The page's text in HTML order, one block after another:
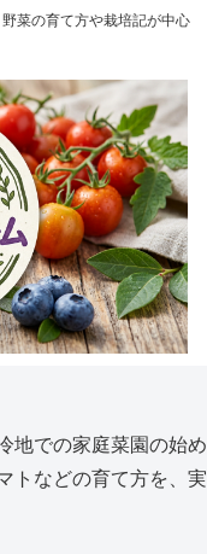
菜の育て方や栽培記が中心
地での家庭菜園の始め
トなどの育て方を、実